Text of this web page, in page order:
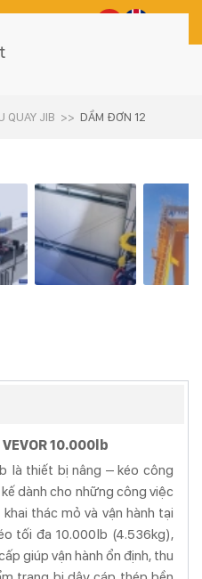
QUAY JIB DẦM ĐƠN 12
10.000lb
là thiết bị nâng – kéo công
dành cho những công việc
thác mỏ và vận hành tại
tối đa 10.000lb (4.536kg),
giúp vận hành ổn định, thu